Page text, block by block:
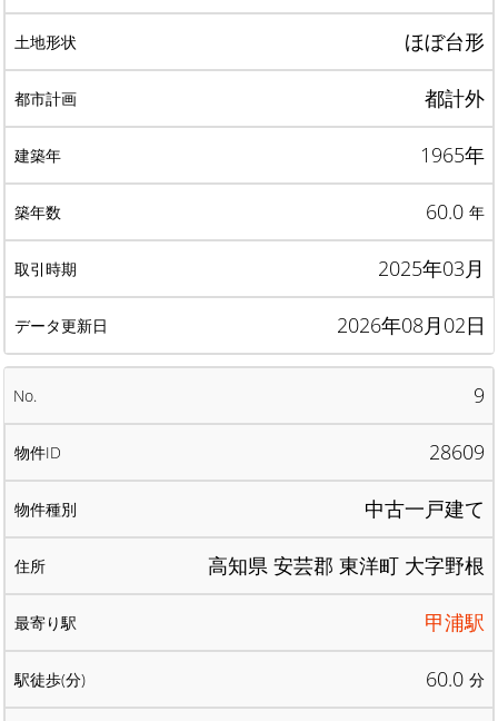
ほぼ台形
都計外
1965年
60.0 年
2025年03月
2026年08月02日
9
28609
中古一戸建て
高知県 安芸郡 東洋町 大字野根
甲浦駅
60.0 分